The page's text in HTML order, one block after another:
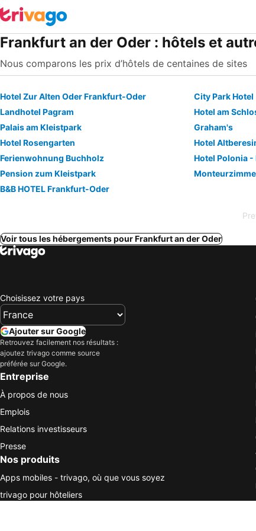
Frankfurt an der Oder : hôtels et
Nous comparons les prix d’hôtels de centaines de sites
Hotel Zur Alten Oder Frankfurt-Oder City Park Hotel
Landhotel Pagram
Hotel am
Palais am Kleistpark
Graham's
Hotel Rosengarten
Hotel
Ferienwohnung Buchholz
Hotel Polonia
Pension zum Kleistpark
B&B HOTEL Frankfurt-Oder
Voir tous les hébergements pour Frankfurt an der Oder
Choisissez votre pays
Ajouter sur Google
Retrouvez facilement nos résultats :
ajoutez trivago comme source
préférée sur Google.
Entreprise
À propos de nous
Emplois
Relations investisseurs
Presse
Nos produits
Apps mobiles - trivago, où que vous soyez
trivago pour hôteliers